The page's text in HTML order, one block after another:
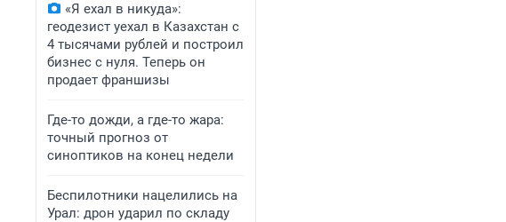
«Я ехал в никуда»:
геодезист уехал в Казахстан с
4 тысячами рублей и построил
бизнес с нуля. Теперь он
продает франшизы
Где-то дожди, а где-то жара:
точный прогноз от
синоптиков на конец недели
Беспилотники нацелились на
Урал: дрон ударил по складу